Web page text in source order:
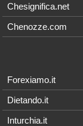
Chesignifica.net
Chenozze.com
Forexiamo.it
Dietando.it
Inturchia.it